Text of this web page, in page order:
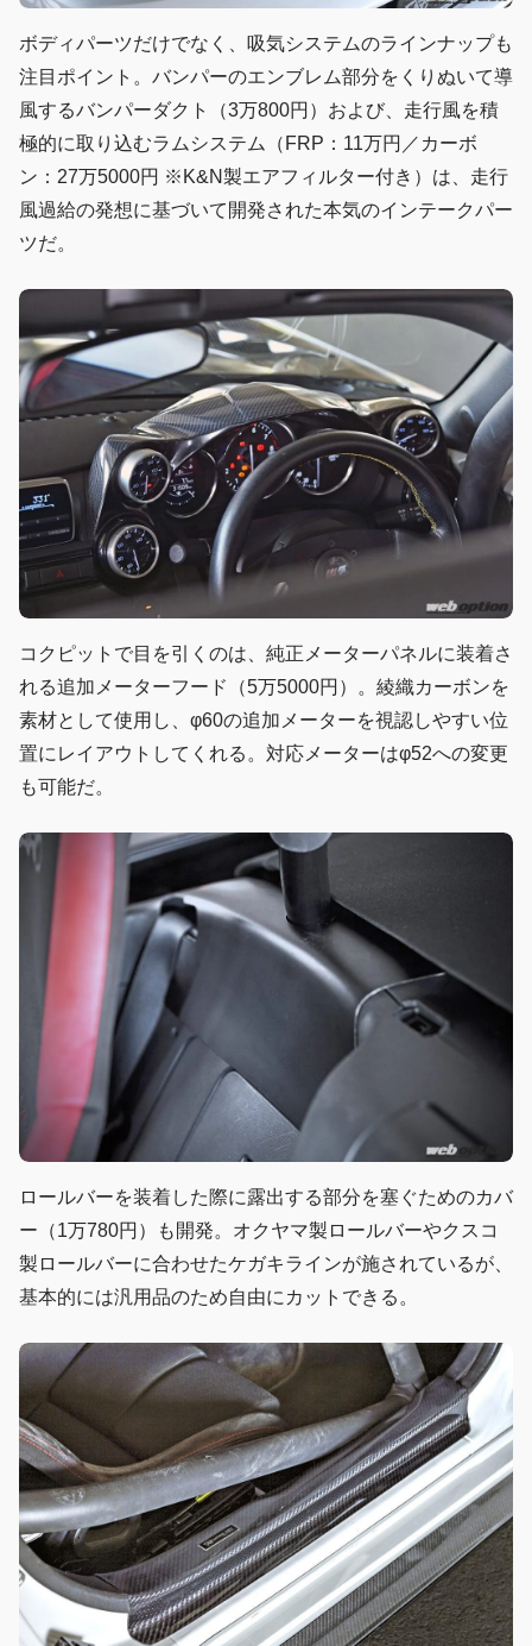
ボディパーツだけでなく、吸気システムのラインナップも
注目ポイント。バンパーのエンブレム部分をくりぬいて導
風するバンパーダクト（3万800円）および、走行風を積
極的に取り込むラムシステム（FRP：11万円／カーボ
ン：27万5000円 ※K&N製エアフィルター付き）は、走行
風過給の発想に基づいて開発された本気のインテークパー
ツだ。
コクピットで目を引くのは、純正メーターパネルに装着さ
れる追加メーターフード（5万5000円）。綾織カーボンを
素材として使用し、φ60の追加メーターを視認しやすい位
置にレイアウトしてくれる。対応メーターはφ52への変更
も可能だ。
ロールバーを装着した際に露出する部分を塞ぐためのカバ
ー（1万780円）も開発。オクヤマ製ロールバーやクスコ
製ロールバーに合わせたケガキラインが施されているが、
基本的には汎用品のため自由にカットできる。